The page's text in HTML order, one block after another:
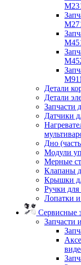
M911
Детали
Детали
Запчасти
Датчики
Дно
Модули
Мерные
Клапаны
Крышки
Ручки для
Лопатки и
Сервисные
Запчасти